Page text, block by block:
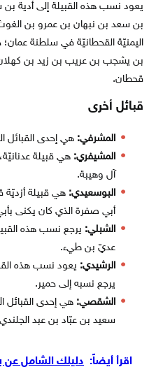
يعود نسب هذه القبيلة إلى أدية
بن سعد بن نبهان بن عمرو بن
اليمنيّة القحطانيّة في سلطنة
بن يشجب بن عريب بن زيد بن
قحطان.
قبائل أخرى
المشرفي: هي إحدى القبائل
المشيفري: هي قبيلة
آل وهيبة.
البوسعيدي: هي قبيلة أزديّة
أبي صفرة الذي كان يكنى
الشبلي: يرجع نسب هذه
عديّ بن طيء.
الرشيدي: يعود نسب هذه
يرجع نسبه إلى حمير.
الشقصي: هي إحدى القبائل
سعيد بن عبّاد بن عبد
اقرأ أيضاً: دليلك الشامل عن